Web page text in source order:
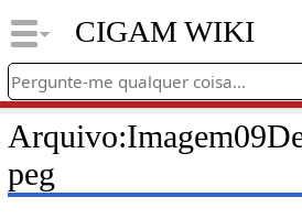
CIGAM WIKI
Arquivo:
peg